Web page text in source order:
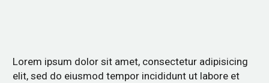
Lorem ipsum dolor sit amet, consectetur adipisicing
elit, sed do eiusmod tempor incididunt ut labore et